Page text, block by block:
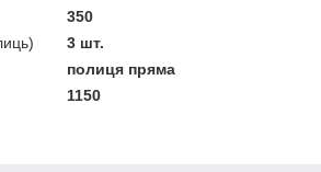
350
3 шт.
полиця пряма
1150